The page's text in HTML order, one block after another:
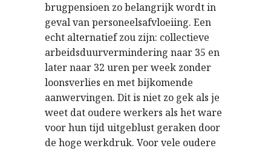
brugpensioen zo belangrijk wordt in
geval van personeelsafvloeiing. Een
echt alternatief zou zijn: collectieve
arbeidsduurvermindering naar 35 en
later naar 32 uren per week zonder
loonsverlies en met bijkomende
aanwervingen. Dit is niet zo gek als je
weet dat oudere werkers als het ware
voor hun tijd uitgeblust geraken door
de hoge werkdruk. Voor vele oudere